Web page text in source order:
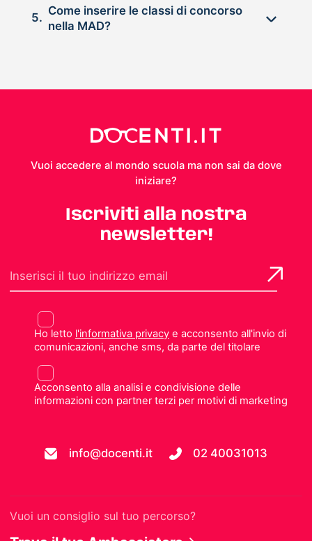
5.
Come inserire le classi di concorso
nella MAD?
Vuoi accedere al mondo scuola ma non sai da dove
iniziare?
Iscriviti alla nostra
newsletter!
Ho letto l'informativa privacye acconsento all'invio di
comunicazioni, anche sms, da parte del titolare
Acconsento alla analisi e condivisione delle
informazioni con partner terzi per motivi di marketing
info@docenti.it 02 40031013
Vuoi un consiglio sul tuo percorso?